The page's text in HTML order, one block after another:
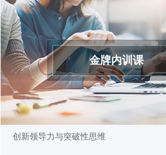
金牌内训课
创新领导力与突破性思维